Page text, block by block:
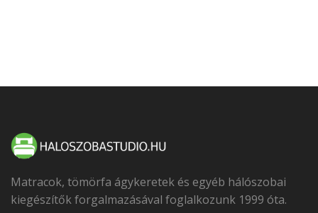
Matracok, tömörfa ágykeretek és egyéb hálószobai
kiegészítők forgalmazásával foglalkozunk 1999 óta.